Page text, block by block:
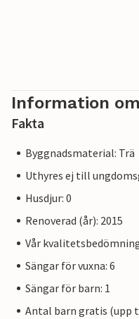
Information
Fakta
Byggnadsmaterial: Trä
Uthyres ej till
Husdjur: 0
Renoverad (år): 2015
Vår
Sängar för vuxna: 6
Sängar för barn: 1
Antal barn gratis (upp